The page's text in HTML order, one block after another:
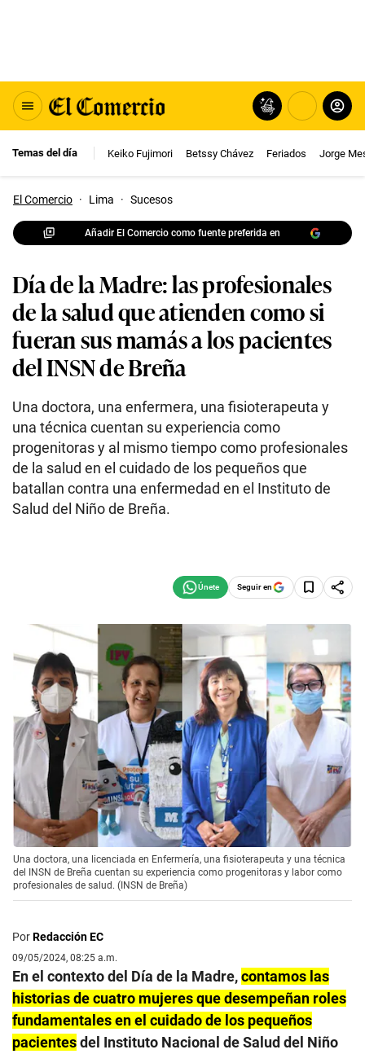
Temas del día Keiko Fujimori Betssy Chávez Feriados Jorge
El Comercio · Lima · Sucesos
Añadir El Comercio como fuente preferida en
Día de la Madre: las profesionales
de la salud que atienden como si
fueran sus mamás a los pacientes
del INSN de Breña
Una doctora, una enfermera, una fisioterapeuta y
una técnica cuentan su experiencia como
progenitoras y al mismo tiempo como profesionales
de la salud en el cuidado de los pequeños que
batallan contra una enfermedad en el Instituto de
Salud del Niño de Breña.
Seguir en
Una doctora, una licenciada en Enfermería, una fisioterapeuta y una técnica
del INSN de Breña cuentan su experiencia como progenitoras y labor como
profesionales de salud. (INSN de Breña)
PorRedacción EC
09/05/2024, 08:25 a.m.
En el contexto del Día de la Madre,contamos las
historias de cuatro mujeres que desempeñan roles
fundamentales en el cuidado de los pequeños
pacientesdel Instituto Nacional de Salud del Niño